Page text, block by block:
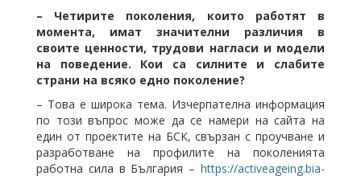
– Четирите поколения, които работят в
момента, имат значителни различия в
своите ценности, трудови нагласи и модели
на поведение. Кои са силните и слабите
страни на всяко едно поколение?
– Това е широка тема. Изчерпателна информация
по този въпрос може да се намери на сайта на
един от проектите на БСК, свързан с проучване и
разработване на профилите на поколенията
работна сила в България – https://activeageing.bia-